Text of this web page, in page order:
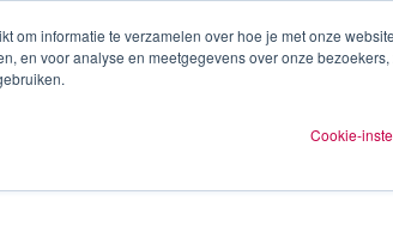
om informatie te verzamelen over hoe je met onze
en voor analyse en meetgegevens over onze
Cookie-